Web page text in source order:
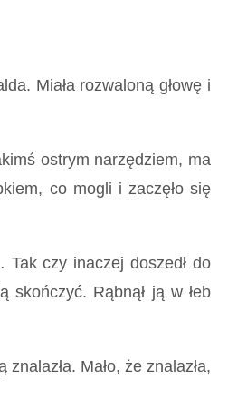
Miała rozwaloną głowę i
ostrym narzędziem, ma
co mogli i zaczęło się
czy inaczej doszedł do
Rąbnął ją w łeb
Mało, że znalazła,